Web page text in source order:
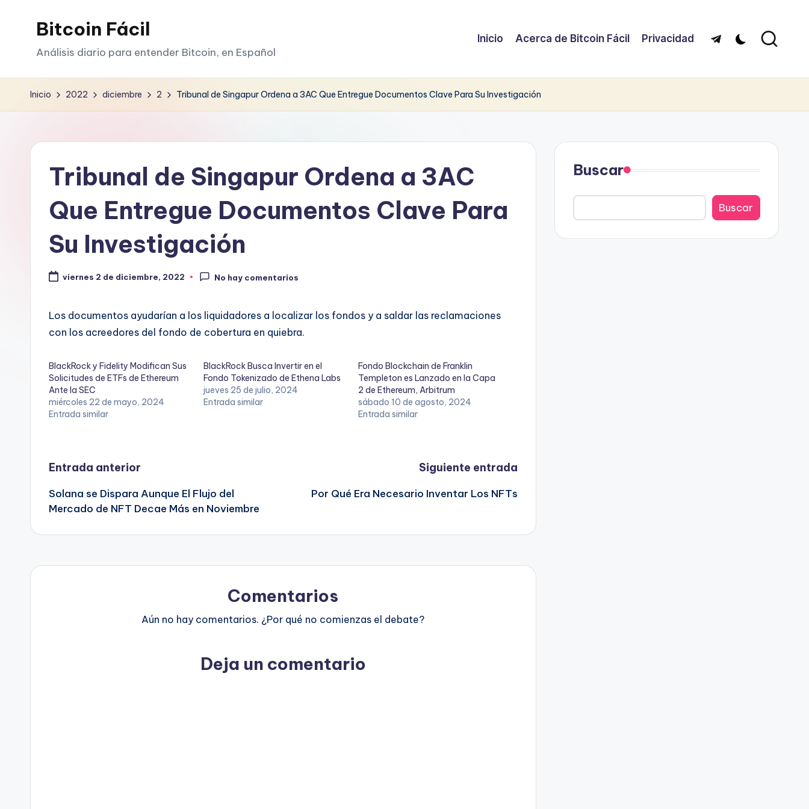
Bitcoin Fácil
Análisis diario para entender Bitcoin, en Español
Inicio Acerca de Bitcoin Fácil Privacidad Telegram
Inicio 2022 diciembre 2 Tribunal de Singapur Ordena a 3AC Que Entregue Documentos Clave Para Su Investigación
Tribunal de Singapur Ordena a 3AC
Que Entregue Documentos Clave Para
Su Investigación
viernes 2 de diciembre, 2022 No hay comentarios
Los documentos ayudarían a los liquidadores a localizar los fondos y a saldar las reclamaciones
con los acreedores del fondo de cobertura en quiebra.
BlackRock y Fidelity Modifican Sus
Solicitudes de ETFs de Ethereum
Ante la SEC
miércoles 22 de mayo, 2024
Entrada similar
BlackRock Busca Invertir en el
Fondo Tokenizado de Ethena Labs
jueves 25 de julio, 2024
Entrada similar
Fondo Blockchain de Franklin
Templeton es Lanzado en la Capa
2 de Ethereum, Arbitrum
sábado 10 de agosto, 2024
Entrada similar
Navegación
de
entradas
Entrada anterior
Solana se Dispara Aunque El Flujo del
Mercado de NFT Decae Más en Noviembre
Siguiente entrada
Por Qué Era Necesario Inventar Los NFTs
Comentarios
Aún no hay comentarios. ¿Por qué no comienzas el debate?
Deja un comentario
Buscar
Buscar